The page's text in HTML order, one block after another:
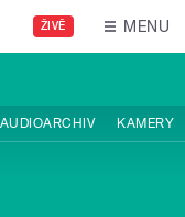
ŽIVĚ MENU
AUDIOARCHIV KAMERY